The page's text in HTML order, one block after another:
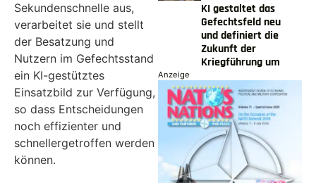
Sekundenschnelle aus,
verarbeitet sie und stellt
der Besatzung und
Nutzern im Gefechtsstand
ein KI-gestütztes
Einsatzbild zur Verfügung,
so dass Entscheidungen
noch effizienter und
schnellergetroffen werden
können.
KI gestaltet das
Gefechtsfeld neu
und definiert die
Zukunft der
Kriegführung um
Anzeige